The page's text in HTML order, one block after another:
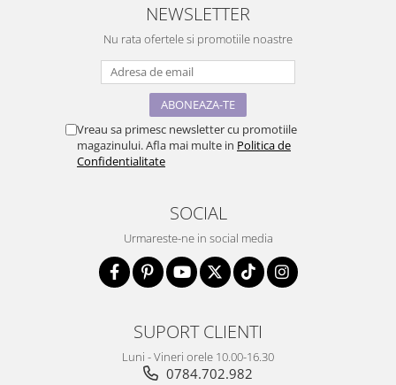
NEWSLETTER
Nu rata ofertele si promotiile noastre
Vreau sa primesc newsletter cu promotiile
magazinului. Afla mai multe in Politica de
Confidentialitate
SOCIAL
Urmareste-ne in social media
SUPORT CLIENTI
Luni - Vineri orele 10.00-16.30
0784.702.982